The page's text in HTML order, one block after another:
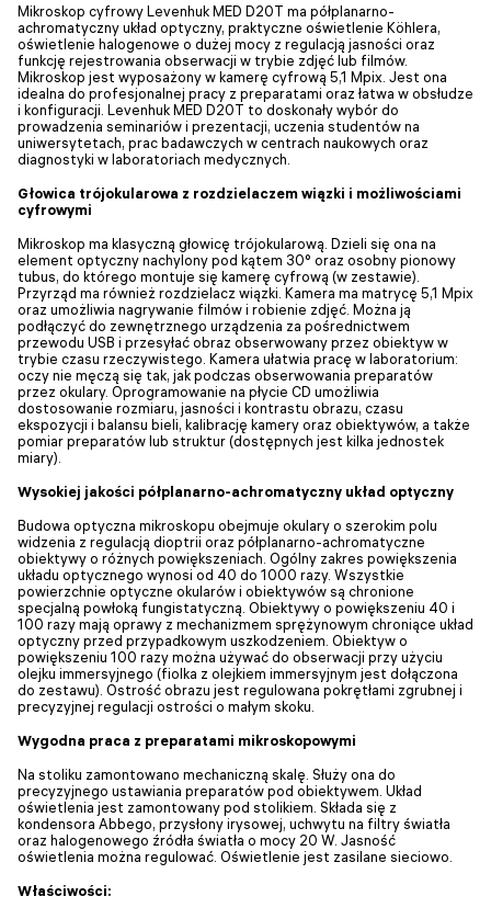
Mikroskop cyfrowy Levenhuk MED D20T ma półplanarno-
achromatyczny układ optyczny, praktyczne oświetlenie Köhlera,
oświetlenie halogenowe o dużej mocy z regulacją jasności oraz
funkcję rejestrowania obserwacji w trybie zdjęć lub filmów.
Mikroskop jest wyposażony w kamerę cyfrową 5,1 Mpix. Jest ona
idealna do profesjonalnej pracy z preparatami oraz łatwa w obsłudze
i konfiguracji. Levenhuk MED D20T to doskonały wybór do
prowadzenia seminariów i prezentacji, uczenia studentów na
uniwersytetach, prac badawczych w centrach naukowych oraz
diagnostyki w laboratoriach medycznych.
Głowica trójokularowa z rozdzielaczem wiązki i możliwościami
cyfrowymi
Mikroskop ma klasyczną głowicę trójokularową. Dzieli się ona na
element optyczny nachylony pod kątem 30° oraz osobny pionowy
tubus, do którego montuje się kamerę cyfrową (w zestawie).
Przyrząd ma również rozdzielacz wiązki. Kamera ma matrycę 5,1 Mpix
oraz umożliwia nagrywanie filmów i robienie zdjęć. Można ją
podłączyć do zewnętrznego urządzenia za pośrednictwem
przewodu USB i przesyłać obraz obserwowany przez obiektyw w
trybie czasu rzeczywistego. Kamera ułatwia pracę w laboratorium:
oczy nie męczą się tak, jak podczas obserwowania preparatów
przez okulary. Oprogramowanie na płycie CD umożliwia
dostosowanie rozmiaru, jasności i kontrastu obrazu, czasu
ekspozycji i balansu bieli, kalibrację kamery oraz obiektywów, a także
pomiar preparatów lub struktur (dostępnych jest kilka jednostek
miary).
Wysokiej jakości półplanarno-achromatyczny układ optyczny
Budowa optyczna mikroskopu obejmuje okulary o szerokim polu
widzenia z regulacją dioptrii oraz półplanarno-achromatyczne
obiektywy o różnych powiększeniach. Ogólny zakres powiększenia
układu optycznego wynosi od 40 do 1000 razy. Wszystkie
powierzchnie optyczne okularów i obiektywów są chronione
specjalną powłoką fungistatyczną. Obiektywy o powiększeniu 40 i
100 razy mają oprawy z mechanizmem sprężynowym chroniące układ
optyczny przed przypadkowym uszkodzeniem. Obiektyw o
powiększeniu 100 razy można używać do obserwacji przy użyciu
olejku immersyjnego (fiolka z olejkiem immersyjnym jest dołączona
do zestawu). Ostrość obrazu jest regulowana pokrętłami zgrubnej i
precyzyjnej regulacji ostrości o małym skoku.
Wygodna praca z preparatami mikroskopowymi
Na stoliku zamontowano mechaniczną skalę. Służy ona do
precyzyjnego ustawiania preparatów pod obiektywem. Układ
oświetlenia jest zamontowany pod stolikiem. Składa się z
kondensora Abbego, przysłony irysowej, uchwytu na filtry światła
oraz halogenowego źródła światła o mocy 20 W. Jasność
oświetlenia można regulować. Oświetlenie jest zasilane sieciowo.
Właściwości: